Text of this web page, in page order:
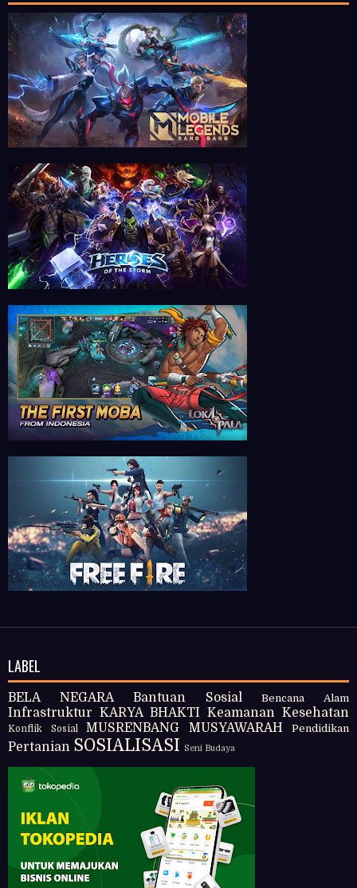
LABEL
BELA NEGARA Bantuan Sosial Bencana Alam
Infrastruktur KARYA BHAKTI Keamanan Kesehatan
Konflik Sosial MUSRENBANG MUSYAWARAH Pendidikan
Pertanian SOSIALISASI Seni Budaya